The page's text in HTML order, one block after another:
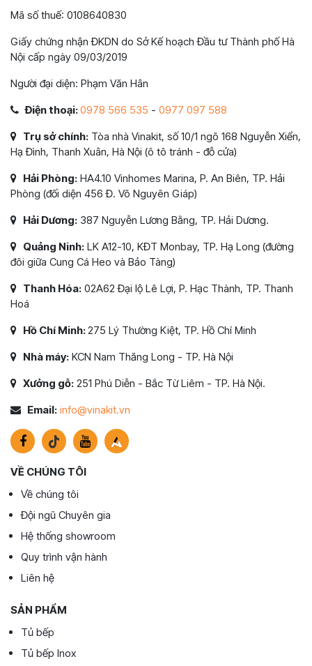
Mã số thuế: 0108640830
Giấy chứng nhận ĐKDN do Sở Kế hoạch Đầu tư Thành phố Hà
Nội cấp ngày 09/03/2019
Người đại diện: Phạm Văn Hân
Điện thoại:0978 566 535 - 0977 097 588
Trụ sở chính: Tòa nhà Vinakit, số 10/1 ngõ 168 Nguyễn Xiển,
Hạ Đình, Thanh Xuân, Hà Nội (ô tô tránh - đỗ cửa)
Hải Phòng: HA4.10 Vinhomes Marina, P. An Biên, TP. Hải
Phòng (đối diện 456 Đ. Võ Nguyên Giáp)
Hải Dương: 387 Nguyễn Lương Bằng, TP. Hải Dương.
Quảng Ninh: LK A12-10, KĐT Monbay, TP. Hạ Long (đường
đôi giữa Cung Cá Heo và Bảo Tàng)
Thanh Hóa: 02A62 Đại lộ Lê Lợi, P. Hạc Thành, TP. Thanh
Hoá
Hồ Chí Minh:275 Lý Thường Kiệt, TP. Hồ Chí Minh
Nhà máy: KCN Nam Thăng Long - TP. Hà Nội
Xưởng gỗ: 251 Phú Diễn - Bắc Từ Liêm - TP. Hà Nội.
Email: info@vinakit.vn
VỀ CHÚNG TÔI
Về chúng tôi
Đội ngũ Chuyên gia
Hệ thống showroom
Quy trình vận hành
Liên hệ
SẢN PHẨM
Tủ bếp
Tủ bếp Inox